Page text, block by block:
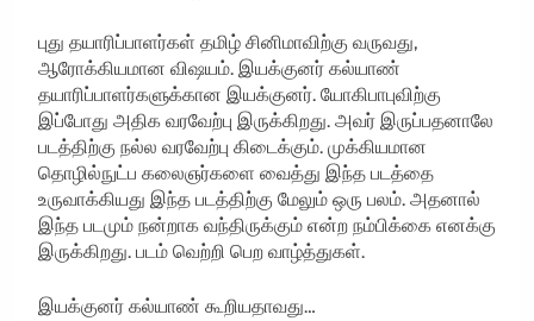
புது தயாரிப்பாளர்கள் தமிழ் சினிமாவிற்கு வருவது,
ஆரோக்கியமான விஷயம். இயக்குனர் கல்யாண்
தயாரிப்பாளர்களுக்கான இயக்குனர். யோகிபாபுவிற்கு
இப்போது அதிக வரவேற்பு இருக்கிறது. அவர் இருப்பதனாலே
படத்திற்கு நல்ல வரவேற்பு கிடைக்கும். முக்கியமான
தொழில்நுட்ப கலைஞர்களை வைத்து இந்த படத்தை
உருவாக்கியது இந்த படத்திற்கு மேலும் ஒரு பலம். அதனால்
இந்த படமும் நன்றாக வந்திருக்கும் என்ற நம்பிக்கை எனக்கு
இருக்கிறது. படம் வெற்றி பெற வாழ்த்துகள்.
இயக்குனர் கல்யாண் கூறியதாவது…